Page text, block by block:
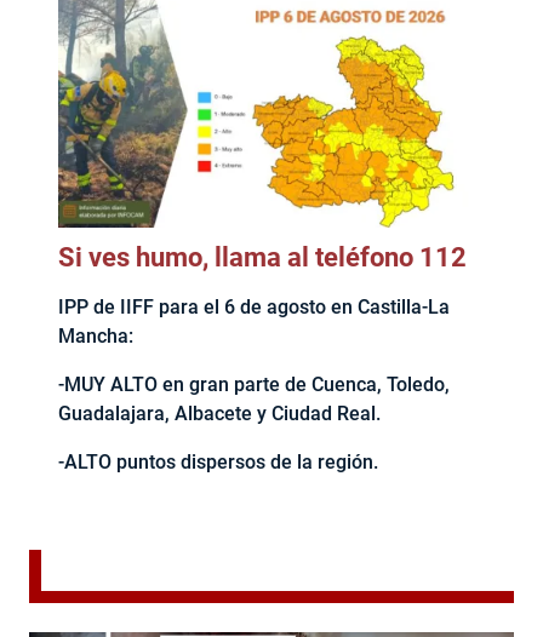
Si ves humo, llama al teléfono 112
IPP de IIFF para el 6 de agosto en Castilla-La
Mancha:
-MUY ALTO en gran parte de Cuenca, Toledo,
Guadalajara, Albacete y Ciudad Real.
-ALTO puntos dispersos de la región.